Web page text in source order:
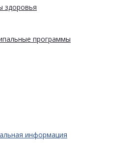
здоровья
программы
информация